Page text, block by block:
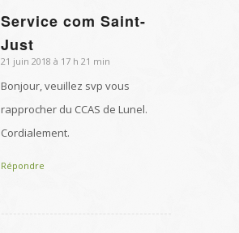
Service com Saint-
Just
dit
21 juin 2018 à 17 h 21 min
Bonjour, veuillez svp vous
rapprocher du CCAS de Lunel.
Cordialement.
Répondre